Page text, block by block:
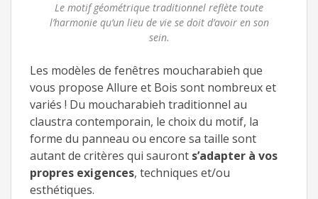
Le motif géométrique traditionnel reflète toute
l’harmonie qu’un lieu de vie se doit d’avoir en son
sein.
Les modèles de fenêtres moucharabieh que
vous propose Allure et Bois sont nombreux et
variés ! Du moucharabieh traditionnel au
claustra contemporain, le choix du motif, la
forme du panneau ou encore sa taille sont
autant de critères qui sauront s’adapter à vos
propres exigences, techniques et/ou
esthétiques.